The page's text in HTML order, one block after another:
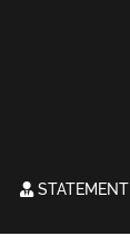
STATEMENT